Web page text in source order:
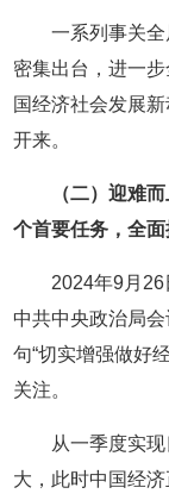
一系列事关
密集出台，进一
国经济社会发展
开来。
（二）迎难
个首要任务，全
2024年9月
中共中央政治局
句“切实增强做好
关注。
从一季度实
大，此时中国经济